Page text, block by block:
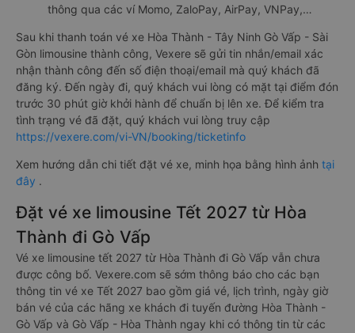
thông qua các ví Momo, ZaloPay, AirPay, VNPay,…
Sau khi thanh toán vé xe Hòa Thành - Tây Ninh Gò Vấp - Sài
Gòn limousine thành công, Vexere sẽ gửi tin nhắn/email xác
nhận thành công đến số điện thoại/email mà quý khách đã
đăng ký. Đến ngày đi, quý khách vui lòng có mặt tại điểm đón
trước 30 phút giờ khởi hành để chuẩn bị lên xe. Để kiểm tra
tình trạng vé đã đặt, quý khách vui lòng truy cập
https://vexere.com/vi-VN/booking/ticketinfo
Xem hướng dẫn chi tiết đặt vé xe, minh họa bằng hình ảnh tại
đây .
Đặt vé xe limousine Tết 2027 từ Hòa
Thành đi Gò Vấp
Vé xe limousine tết 2027 từ Hòa Thành đi Gò Vấp vẫn chưa
được công bố. Vexere.com sẽ sớm thông báo cho các bạn
thông tin vé xe Tết 2027 bao gồm giá vé, lịch trình, ngày giờ
bán vé của các hãng xe khách đi tuyến đường Hòa Thành -
Gò Vấp và Gò Vấp - Hòa Thành ngay khi có thông tin từ các